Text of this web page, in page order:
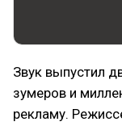
Звук выпустил
зумеров и
рекламу.